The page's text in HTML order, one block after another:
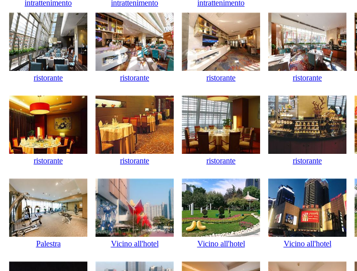
intrattenimento
intrattenimento
intrattenimento
ristorante ristorante ristorante ristorante
ristorante ristorante ristorante ristorante
Palestra Vicino all'hotel Vicino all'hotel Vicino all'hotel